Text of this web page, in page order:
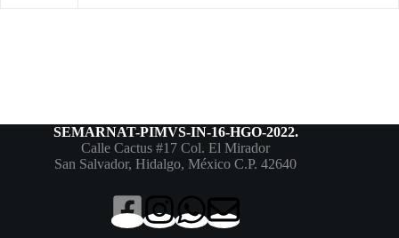
SEMARNAT-PIMVS-IN-16-HGO-2022.
Calle Cactus #17 Col. El Mirador
San Salvador, Hidalgo, México C.P. 42640